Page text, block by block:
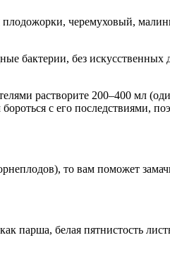
плодожорки, черемуховый,
бактерии, без искусственных
растворите 200–400 мл
с его последствиями,
то вам поможет
парша, белая пятнистость